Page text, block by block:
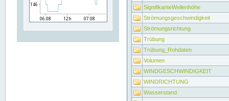
SignifikanteWellenhöhe
Strömungsgeschwindigkeit
Strömungsrichtung
Trübung
Trübung_Rohdaten
Volumen
WINDGESCHWINDIGKEIT
WINDRICHTUNG
Wasserstand